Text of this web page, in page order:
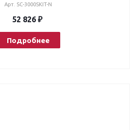
Арт. SC-3000SKIT-N
52 826 ₽
Подробнее